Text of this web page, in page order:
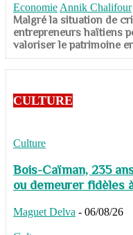
Economie Annik Chalifour
​​​​​​​Malgré la situation de
entrepreneurs haïtiens
valoriser le patrimoine
CULTURE
Culture
Bois-Caïman, 235
ou demeurer fidèles
Maguet Delva - 06/08/26